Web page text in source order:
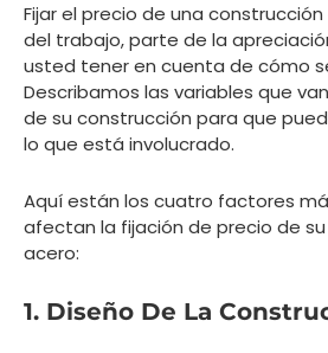
Fijar el precio de una
del trabajo, parte de la
usted tener en cuenta de cómo
Describamos las variables que
de su construcción para que
lo que está involucrado.
Aquí están los cuatro factores
afectan la fijación de precio de
acero:
1. Diseño De La